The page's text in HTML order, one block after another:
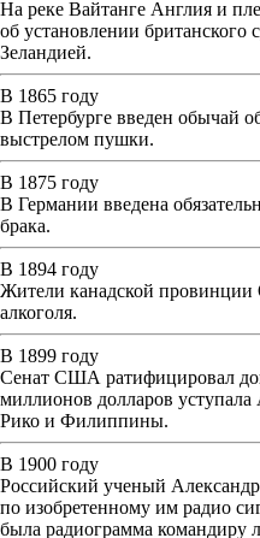
На реке Вайтанге Англия и
об установлении британского
Зеландией.
В 1865 году
В Петербурге введен обычай
выстрелом пушки.
В 1875 году
В Германии введена
брака.
В 1894 году
Жители канадской провинции
алкоголя.
В 1899 году
Сенат США ратифицировал
миллионов долларов
Рико и Филиппины.
В 1900 году
Российский ученый
по изобретенному им радио
была радиограмма командиру